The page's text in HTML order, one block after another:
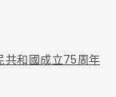
共和國成立75周年